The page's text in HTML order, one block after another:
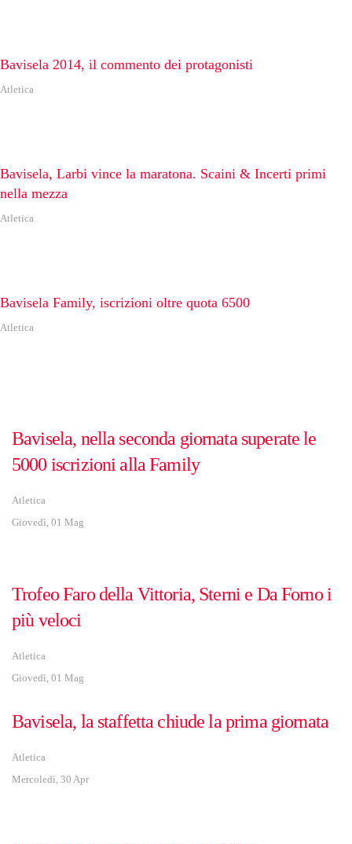
Bavisela 2014, il commento dei protagonisti
Atletica
Bavisela, Larbi vince la maratona. Scaini & Incerti primi
nella mezza
Atletica
Bavisela Family, iscrizioni oltre quota 6500
Atletica
Bavisela, nella seconda giornata superate le
5000 iscrizioni alla Family
Atletica
Giovedì, 01 Mag
Trofeo Faro della Vittoria, Sterni e Da Forno i
più veloci
Atletica
Giovedì, 01 Mag
Bavisela, la staffetta chiude la prima giornata
Atletica
Mercoledì, 30 Apr